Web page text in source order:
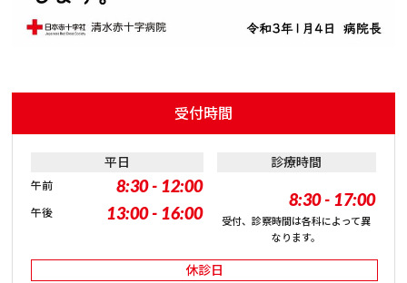
受付時間
平日
午前 8:30 - 12:00
午後 13:00 - 16:00
診療時間
8:30 - 17:00
受付、診察時間は各科によって異
なります。
休診日